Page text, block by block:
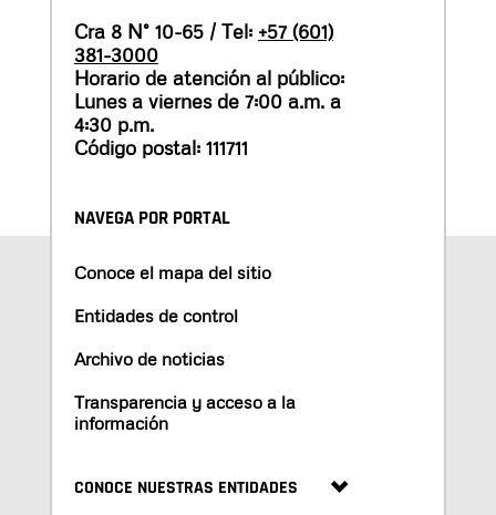
Cra 8 N° 10-65 / Tel: +57 (601)
381-3000
Horario de atención al público:
Lunes a viernes de 7:00 a.m. a
4:30 p.m.
Código postal: 111711
NAVEGA POR PORTAL
Conoce el mapa del sitio
Entidades de control
Archivo de noticias
Transparencia y acceso a la
información
CONOCE NUESTRAS ENTIDADES